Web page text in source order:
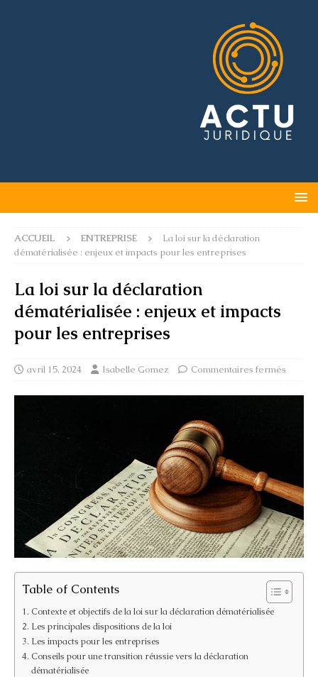
ACCUEIL ENTREPRISE
La loi sur la déclaration
dématérialisée : enjeux et impacts pour les entreprises
La loi sur la déclaration
dématérialisée : enjeux et impacts
pour les entreprises
avril 15, 2024 Isabelle Gomez Commentaires fermés
Table of Contents
Contexte et objectifs de la loi sur la déclaration dématérialisée
Les principales dispositions de la loi
Les impacts pour les entreprises
Conseils pour une transition réussie vers la déclaration
dématérialisée